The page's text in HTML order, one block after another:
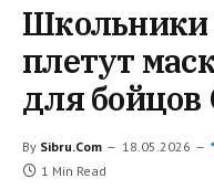
Школьники
плетут
для
By Sibru.Com 18.05.2026
1 Min Read